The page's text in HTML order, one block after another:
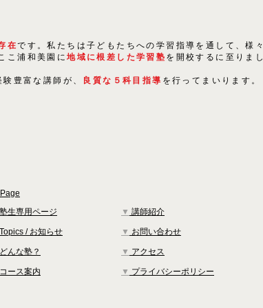
在です。私たちは子どもたちへの学習指導を通して、様々
こ浦和美園に地域に根差した学習塾 を開校するに至りまし
豊富な講師が、
良質な５科目指導 を行ってまいります。
塾生専用ページ ▼ 講師紹介
Topics / お知らせ ▼ お問い合わせ
どんな塾？ ▼ アクセス
コース案内 ▼ プライバシーポリシー